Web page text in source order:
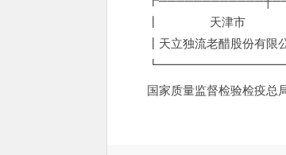
┃ 天津市 │ 天
┃天立独流老醋股份
国家质量监督检验检疫总